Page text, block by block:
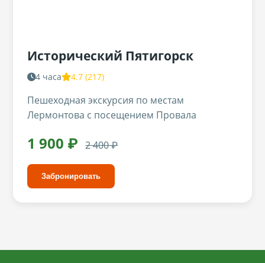
Исторический Пятигорск
4 часа 4.7 (217)
Пешеходная экскурсия по местам
Лермонтова с посещением Провала
1 900 ₽ 2 400 ₽
Забронировать